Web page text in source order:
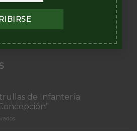
de Infantería
en